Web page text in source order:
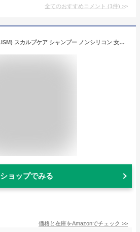
全てのおすすめコメント (1件) >
バイタリズム(VITALISM) スカルプケア シャンプー ノンシリコン 女性用 【頭皮ケア クリニック の思いから生まれた スカルプ ケア】 [国際的 オーガニック 認証成分配合] うねり 痒み (レディース) 500ml
ショップでみる
価格と在庫をAmazonでチェック >>